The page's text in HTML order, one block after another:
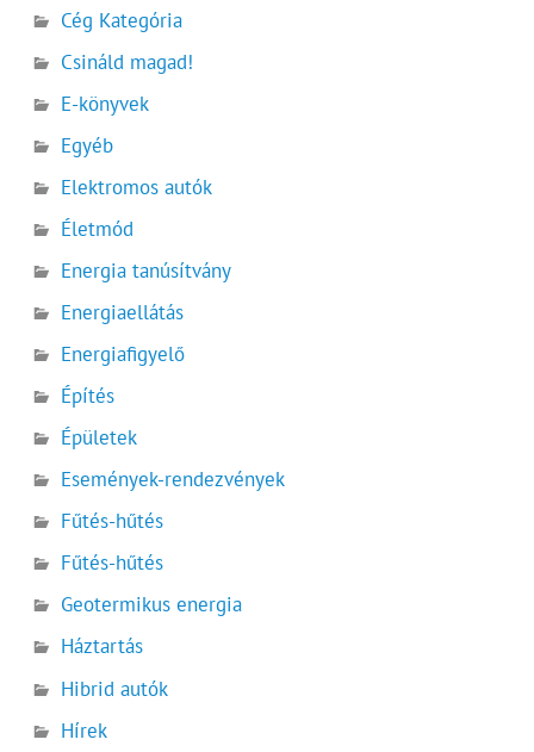
Cég Kategória
Csináld magad!
E-könyvek
Egyéb
Elektromos autók
Életmód
Energia tanúsítvány
Energiaellátás
Energiafigyelő
Építés
Épületek
Események-rendezvények
Fűtés-hűtés
Fűtés-hűtés
Geotermikus energia
Háztartás
Hibrid autók
Hírek